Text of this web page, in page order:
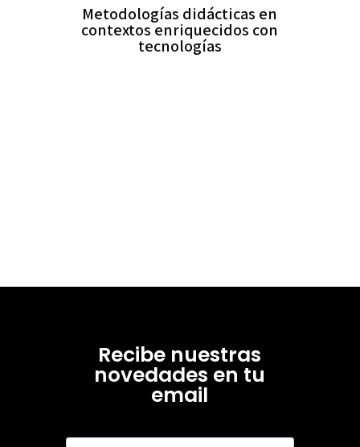
Metodologías didácticas en
contextos enriquecidos con
tecnologías
Recibe nuestras
novedades en tu
email